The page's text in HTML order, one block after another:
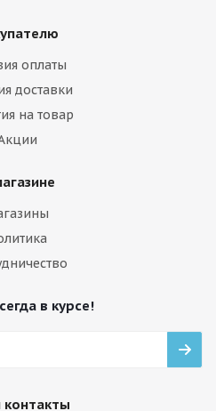
оплаты
доставки
на товар
в курсе!